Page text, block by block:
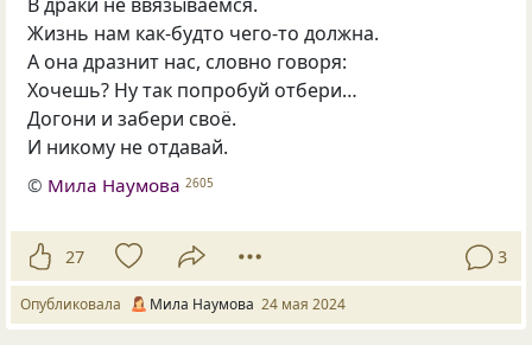
Жизнь нам как-будто чего-то должна.
А она дразнит нас, словно говоря:
Хочешь? Ну так попробуй отбери…
Догони и забери своё.
И никому не отдавай.
© Мила Наумова 2605
27 3
Опубликовала Мила Наумова 24 мая 2024